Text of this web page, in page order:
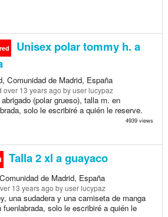
Unisex polar tommy h. a
Comunidad de Madrid, España
over 13 years ago by user lucypaz
(polar grueso), talla m. en
solo le escribiré a quién le reserve.
4939 views
Talla 2 xl a guayaco
de Madrid, España
13 years ago by user lucypaz
una sudadera y una camiseta de manga
fuenlabrada, solo le escribiré a quién le